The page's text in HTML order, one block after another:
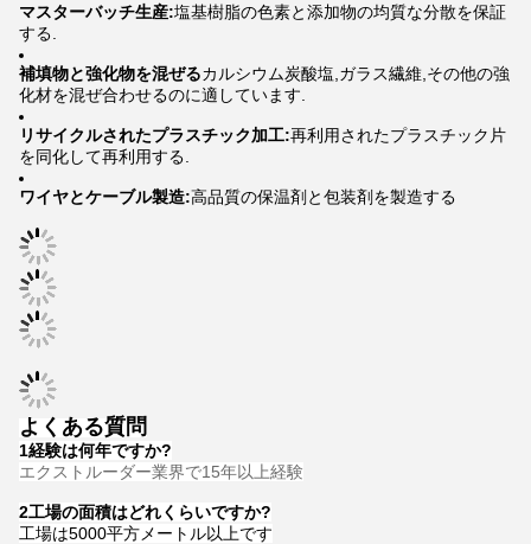
マスターバッチ生産:塩基樹脂の色素と添加物の均質な分散を保証
する.
補填物と強化物を混ぜるカルシウム炭酸塩,ガラス繊維,その他の強
化材を混ぜ合わせるのに適しています.
リサイクルされたプラスチック加工:再利用されたプラスチック片
を同化して再利用する.
ワイヤとケーブル製造:高品質の保温剤と包装剤を製造する
よくある質問
1経験は何年ですか?
エクストルーダー業界で15年以上経験
2工場の面積はどれくらいですか?
工場は5000平方メートル以上です